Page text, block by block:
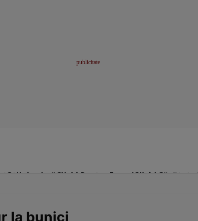
Stil de viațăClick! Pentru FemeiClick! Sănătate
la bunici